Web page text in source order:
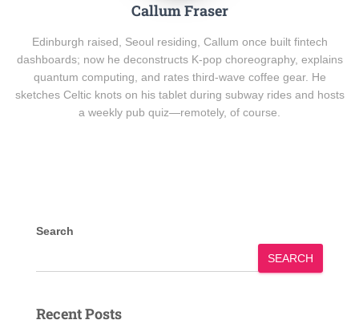
Callum Fraser
Edinburgh raised, Seoul residing, Callum once built fintech
dashboards; now he deconstructs K-pop choreography, explains
quantum computing, and rates third-wave coffee gear. He
sketches Celtic knots on his tablet during subway rides and hosts
a weekly pub quiz—remotely, of course.
Search
SEARCH
Recent Posts